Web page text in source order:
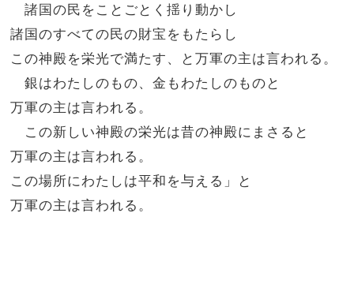
諸国の民をことごとく揺り動かし
諸国のすべての民の財宝をもたらし
この神殿を栄光で満たす、と万軍の主は言われる。
銀はわたしのもの、金もわたしのものと
万軍の主は言われる。
この新しい神殿の栄光は昔の神殿にまさると
万軍の主は言われる。
この場所にわたしは平和を与える」と
万軍の主は言われる。